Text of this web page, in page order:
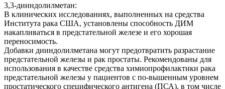
3,3-дииндолилметан:
В клинических исследованиях, выполненных на средства
Института рака США, установлены способность ДИМ
накапливаться в предстательной железе и его хорошая
переносимость.
Добавки дииндолилметана могут предотвратить разрастание
предстательной железы и рак простаты. Рекомендованы для
использования в качестве средства химиопрофилактики рака
предстательной железы у пациентов с по-вышенным уровнем
простатического специфического антигена (ПСА), в том числе